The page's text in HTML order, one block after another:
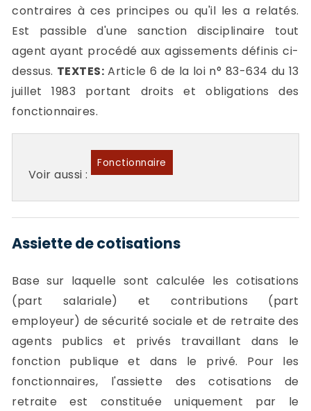
contraires à ces principes ou qu'il les a relatés.
Est passible d'une sanction disciplinaire tout
agent ayant procédé aux agissements définis ci-
dessus. TEXTES: Article 6 de la loi n° 83-634 du 13
juillet 1983 portant droits et obligations des
fonctionnaires.
Voir aussi :
Fonctionnaire
Assiette de cotisations
Base sur laquelle sont calculée les cotisations
(part salariale) et contributions (part
employeur) de sécurité sociale et de retraite des
agents publics et privés travaillant dans le
fonction publique et dans le privé. Pour les
fonctionnaires, l'assiette des cotisations de
retraite est constituée uniquement par le